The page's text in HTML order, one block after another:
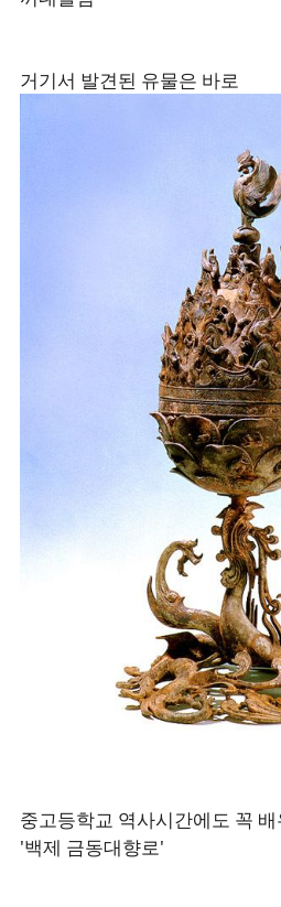
거기서 발견된 유물은 바로
중고등학교 역사시간에도 꼭
'백제 금동대향로'